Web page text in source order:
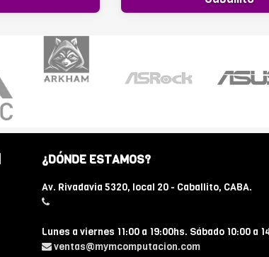
¿DÓNDE ESTAMOS?
Av. Rivadavia 5320, local 20 - Caballito, CABA.
Lunes a viernes 11:00 a 19:00hs. Sábado 10:00 a
ventas@mymcomputacion.com